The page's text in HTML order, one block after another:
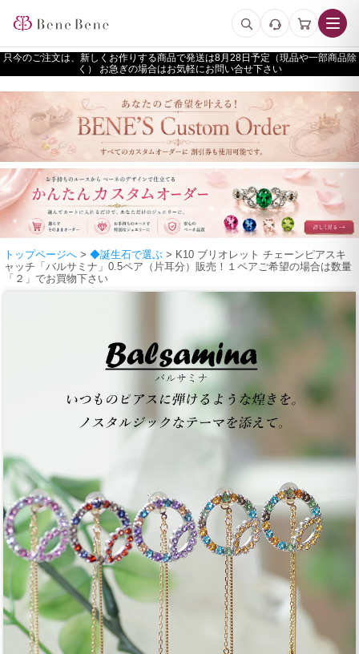
只今のご注文は、新しくお作りする商品で発送は
予定（現品や一部商品除
く） お急ぎの場合はお気軽にお問い合せ下さい
トップページへ > ◆誕生石で選ぶ > K10 ブリオレット チェーンピアスキ
ャッチ「バルサミナ」0.5ペア（片耳分）販売！１ペアご希望の場合は数量
「２」でお買物下さい